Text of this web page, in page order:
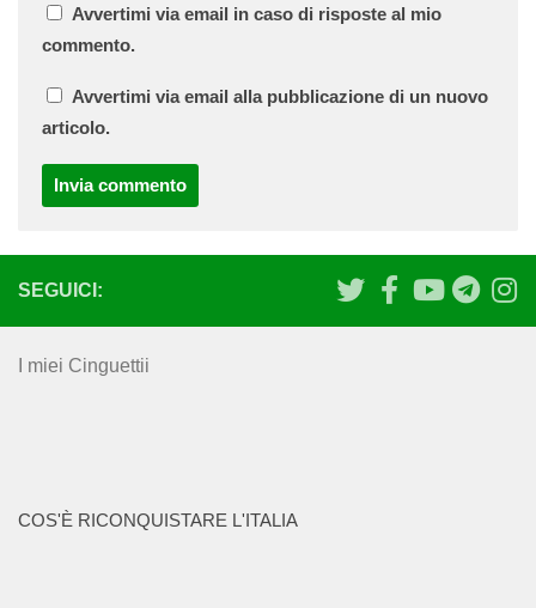
Avvertimi via email in caso di risposte al mio
commento.
Avvertimi via email alla pubblicazione di un nuovo
articolo.
SEGUICI:
I miei Cinguettii
COS'È RICONQUISTARE L'ITALIA